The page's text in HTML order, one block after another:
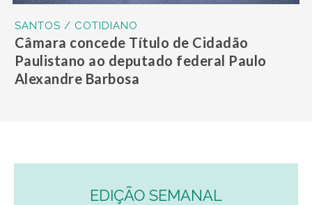
SANTOS / COTIDIANO
Câmara concede Título de Cidadão
Paulistano ao deputado federal Paulo
Alexandre Barbosa
EDIÇÃO SEMANAL